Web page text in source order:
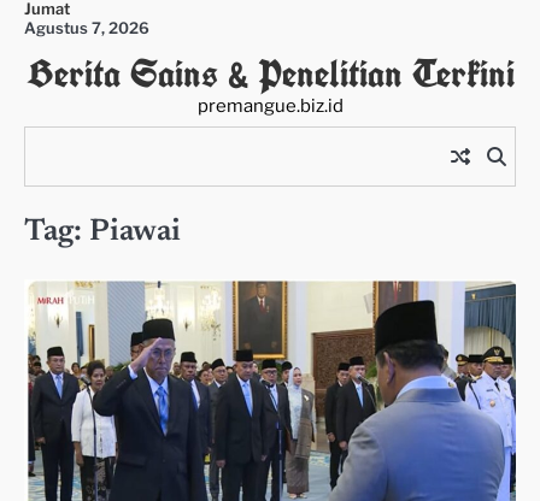
Skip
content
Jumat
Agustus 7, 2026
Berita Sains & Penelitian Terkini
premangue.biz.id
Tag: Piawai